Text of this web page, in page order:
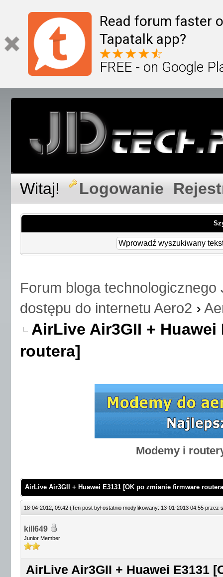
Read forum faster
Tapatalk app?
FREE - on Google
Witaj! Logowanie
Forum bloga technologicznego
dostępu do internetu Aero2 ›
AirLive Air3GII +
routera]
Modemy i
AirLive Air3GII + Huawei E3131 [OK po zmianie firmware
18-04-2012, 09:42 (Ten post był ostatnio modyfikowany: 13-01-2013 04:55 przez
kill649
Junior Member
AirLive Air3GII + Huawei E3131